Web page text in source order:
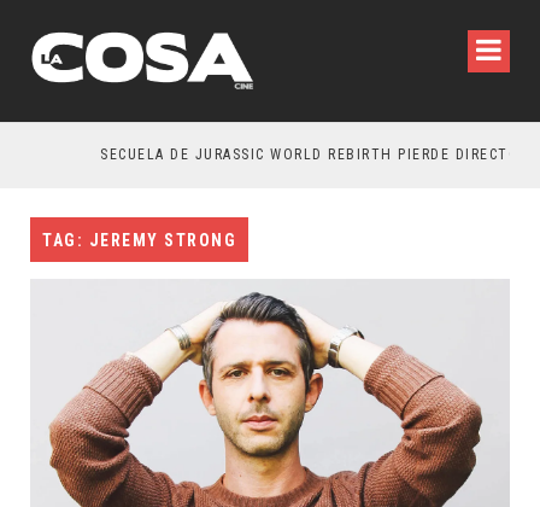
SECUELA DE JURASSIC WORLD REBIRTH PIERDE DIRECTOR
TAG: JEREMY STRONG